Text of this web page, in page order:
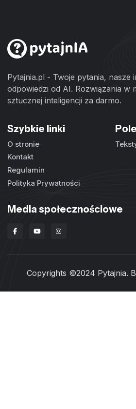
Pytajnia.pl - Twoje pytania, nasze
odpowiedzi od AI. Rozwiązania w
sztucznej inteligencji za darmo.
Szybkie linki
O stronie
Kontakt
Regulamin
Polityka Prywatności
Media społecznościowe
Copyrights ©2024 Pytajnia.